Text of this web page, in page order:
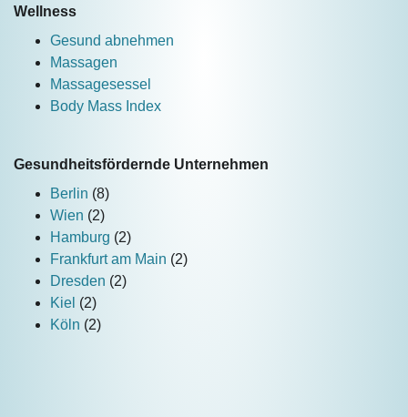
Wellness
Gesund abnehmen
Massagen
Massagesessel
Body Mass Index
Gesundheitsfördernde Unternehmen
Berlin (8)
Wien (2)
Hamburg (2)
Frankfurt am Main (2)
Dresden (2)
Kiel (2)
Köln (2)